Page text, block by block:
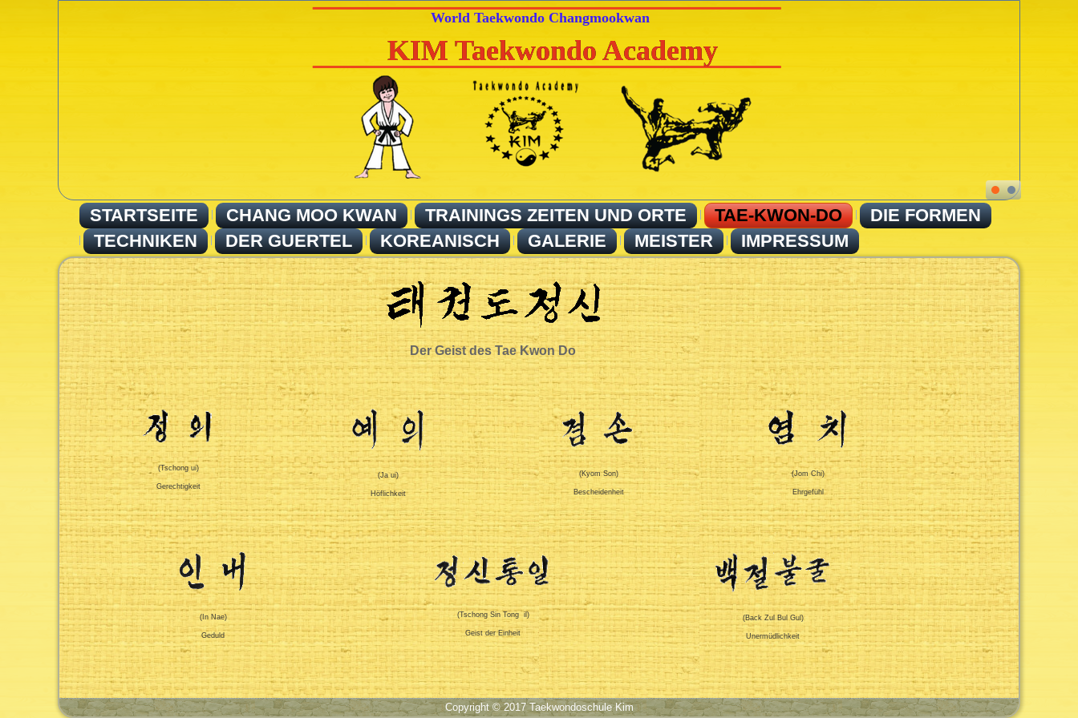
KIM Taekwondo Academy
World Taekwondo Changmookwan
STARTSEITE CHANG MOO KWAN TRAININGS ZEITEN UND ORTE TAE-KWON-DO
DIE FORMEN
TECHNIKEN
DER GUERTEL KOREANISCH GALERIE MEISTER IMPRESSUM
Der Geist des Tae Kwon Do
(Tschong ui)
Gerechtigkeit
(Ja ui)
Höflichkeit
(Kyom Son)
Bescheidenheit
(Jom Chi)
Ehrgefühl
(In Nae)
Geduld
(Tschong Sin Tong il)
Geist der Einheit
(Back Zul Bul Gul)
Unermüdlichkeit
Copyright © 2017Taekwondoschule Kim